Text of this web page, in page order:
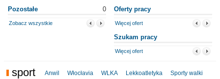
Pozostałe 0
Zobacz wszystkie
Oferty pracy
Więcej ofert
Szukam pracy
Więcej ofert
sport Anwil Włocłavia WLKA Lekkoatletyka Sporty walki